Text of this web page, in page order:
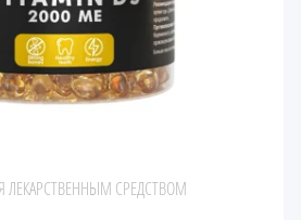
ЛЕКАРСТВЕННЫМ СРЕДСТВОМ